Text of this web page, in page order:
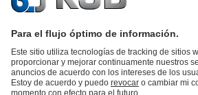
Catálogo de productosRepuestos KSB